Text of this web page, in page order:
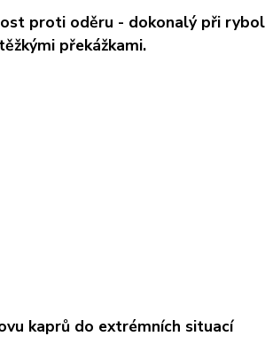
proti oděru - dokonalý při
překážkami.
kaprů do extrémních situací